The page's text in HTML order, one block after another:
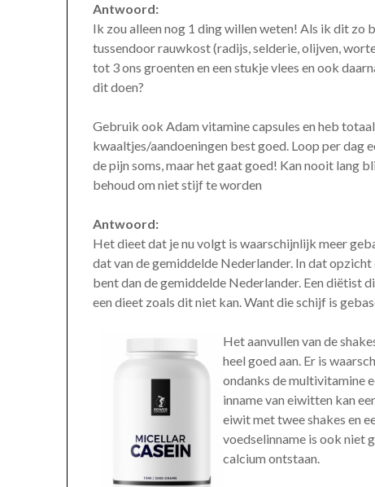
Antwoord:
Ik zou alleen nog 1 ding willen weten! Als ik dit zo
tussendoor rauwkost (radijs, selderie, olijven,
tot 3 ons groenten en een stukje vlees en ook
dit doen?
Gebruik ook Adam vitamine capsules en heb
kwaaltjes/aandoeningen best goed. Loop per dag
de pijn soms, maar het gaat goed! Kan nooit lang
behoud om niet stijf te worden
Antwoord:
Het dieet dat je nu volgt is waarschijnlijk meer
dat van de gemiddelde Nederlander. In dat
bent dan de gemiddelde Nederlander. Een diëtist
een dieet zoals dit niet kan. Want die schijf is
Het aanvullen van de
heel goed aan. Er is
ondanks de multivitamine
inname van eiwitten kan
eiwit met twee shakes en
voedselinname is ook niet
calcium ontstaan.